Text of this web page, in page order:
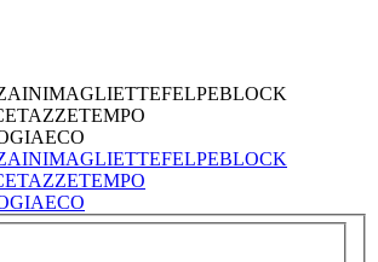
MAGLIETTEFELPEBLOCK
TAZZETEMPO
ECO
MAGLIETTEFELPEBLOCK
TAZZETEMPO
ECO